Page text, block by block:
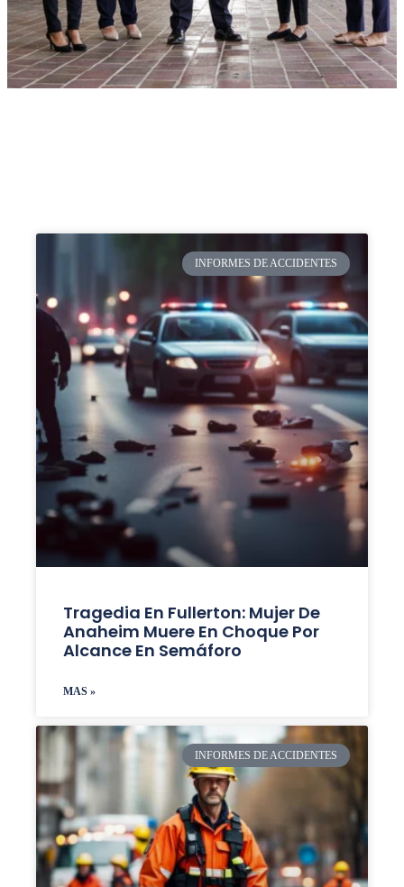
INFORMES DE ACCIDENTES
Tragedia En Fullerton: Mujer De
Anaheim Muere En Choque Por
Alcance En Semáforo
MAS »
INFORMES DE ACCIDENTES